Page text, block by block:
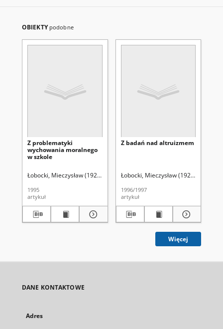
OBIEKTY podobne
Z problematyki
wychowania moralnego
w szkole
Łobocki, Mieczysław (1929-2012). Uniwersytet Marii Curie-
1995
artykuł
Z badań nad altruizmem
Łobocki, Mieczysław (1929-2012).
1996/1997
artykuł
Więcej
DANE KONTAKTOWE
Adres